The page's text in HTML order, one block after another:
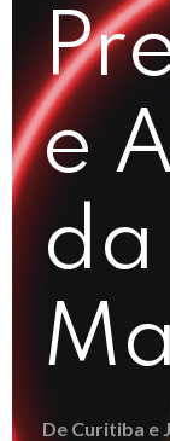
e
da
De Curitiba e